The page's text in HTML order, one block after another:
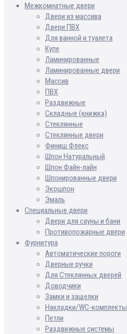
Межкомнатные двери
Двери из массива
Двери ПВХ
Для ванной и туалета
Купе
Ламинированные
Ламинированные двери
Массив
ПВХ
Раздвижные
Складные (книжка)
Стеклянные
Стеклянные двери
Финиш Флекс
Шпон Натуральный
Шпон Файн-лайн
Шпонированные двери
Экошпон
Эмаль
Специальные двери
Двери для сауны и бани
Противопожарные двери
Фурнитура
Автоматические пороги
Дверные ручки
Для Стеклянных дверей
Доводчики
Замки и защелки
Накладки/WC-комплекты
Петли
Раздвижные системы